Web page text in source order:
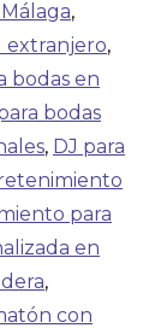
,
extranjero,
bodas en
bodas
, DJ para
para
en
,
con